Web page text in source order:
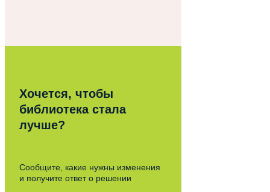
Хочется, чтобы
библиотека стала
лучше?
Сообщите, какие нужны изменения
и получите ответ о решении